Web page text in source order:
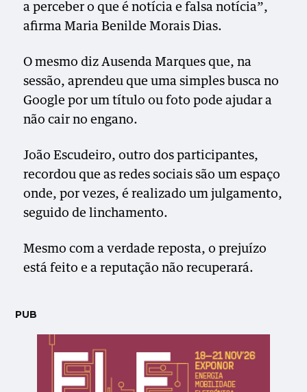
a perceber o que é notícia e falsa notícia”,
afirma Maria Benilde Morais Dias.
O mesmo diz Ausenda Marques que, na
sessão, aprendeu que uma simples busca no
Google por um título ou foto pode ajudar a
não cair no engano.
João Escudeiro, outro dos participantes,
recordou que as redes sociais são um espaço
onde, por vezes, é realizado um julgamento,
seguido de linchamento.
Mesmo com a verdade reposta, o prejuízo
está feito e a reputação não recuperará.
PUB